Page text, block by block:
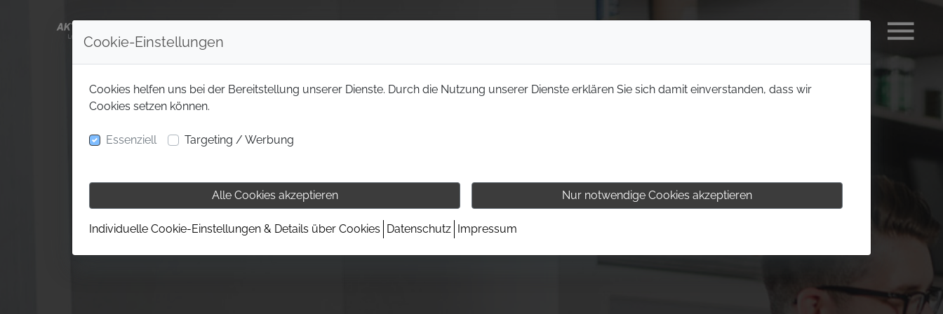
Cookie-Einstellungen
Cookies helfen uns bei der Bereitstellung unserer Dienste. Durch die Nutzung unserer Dienste erklären Sie sich damit einverstanden, dass wir
Cookies setzen können.
Essenziell Targeting / Werbung
Alle Cookies akzeptieren Nur notwendige Cookies akzeptieren
Individuelle Cookie-Einstellungen & Details über Cookies Datenschutz Impressum